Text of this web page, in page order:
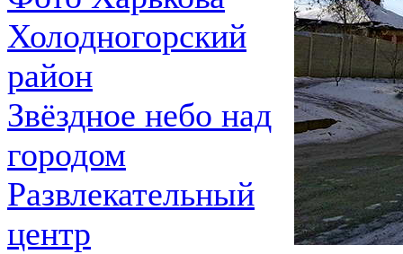
Холодногорский
район
Звёздное небо над
городом
Развлекательный
центр